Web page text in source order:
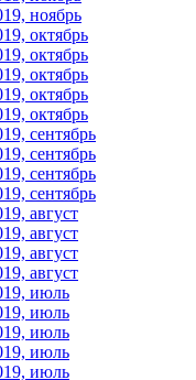
ноябрь
октябрь
октябрь
октябрь
октябрь
октябрь
сентябрь
сентябрь
сентябрь
сентябрь
август
август
август
август
июль
июль
июль
июль
июль